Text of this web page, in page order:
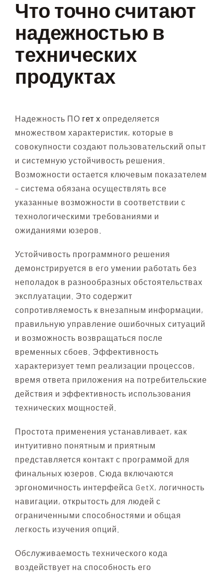
Что точно считают
надежностью в
технических
продуктах
Надежность ПО гет х определяется
множеством характеристик, которые в
совокупности создают пользовательский опыт
и системную устойчивость решения.
Возможности остается ключевым показателем
– система обязана осуществлять все
указанные возможности в соответствии с
технологическими требованиями и
ожиданиями юзеров.
Устойчивость программного решения
демонстрируется в его умении работать без
неполадок в разнообразных обстоятельствах
эксплуатации. Это содержит
сопротивляемость к внезапным информации,
правильную управление ошибочных ситуаций
и возможность возвращаться после
временных сбоев. Эффективность
характеризует темп реализации процессов,
время ответа приложения на потребительские
действия и эффективность использования
технических мощностей.
Простота применения устанавливает, как
интуитивно понятным и приятным
представляется контакт с программой для
финальных юзеров. Сюда включаются
эргономичность интерфейса GetX, логичность
навигации, открытость для людей с
ограниченными способностями и общая
легкость изучения опций.
Обслуживаемость технического кода
воздействует на способность его